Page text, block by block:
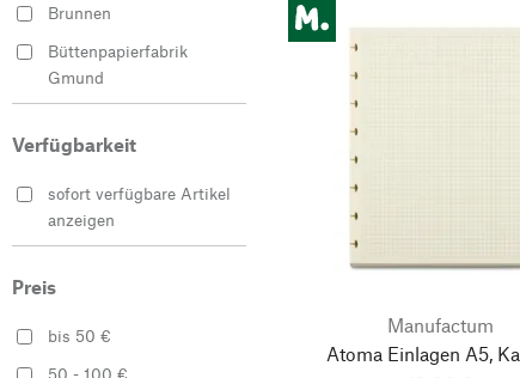
Brunnen
Büttenpapierfabrik
Gmund
Le Typographe
Manufactum
MD PAPER
nuuna
O-check design
Traveler’s Company
Verfügbarkeit
sofort verfügbare Artikel
anzeigen
Preis
bis 50 €
50 - 100 €
Manufactum
Atoma Einlagen A5,